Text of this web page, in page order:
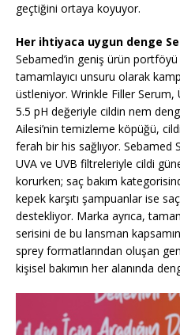
geçtiğini ortaya koyuyor.
Her ihtiyaca uygun denge
Sebamed’in geniş ürün portföyü
tamamlayıcı unsuru olarak
üstleniyor. Wrinkle Filler
5.5 pH değeriyle cildin nem
Ailesi’nin temizleme köpüğü,
ferah bir his sağlıyor. Sebamed
UVA ve UVB filtreleriyle cildi
korurken; saç bakım
kepek karşıtı şampuanlar ise
destekliyor. Marka ayrıca,
serisini de bu lansman
sprey formatlarından oluşan
kişisel bakımın her alanında